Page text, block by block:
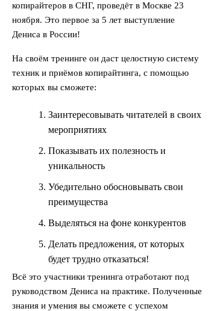
копирайтеров в СНГ, проведёт в Москве 23
ноября. Это первое за 5 лет выступление
Дениса в России!
На своём тренинге он даст целостную систему
техник и приёмов копирайтинга, с помощью
которых вы сможете:
Заинтересовывать читателей в своих
мероприятиях
Показывать их полезность и
уникальность
Убедительно обосновывать свои
преимущества
Выделяться на фоне конкурентов
Делать предложения, от которых
будет трудно отказаться!
Всё это участники тренинга отработают под
руководством Дениса на практике. Полученные
знания и умения вы сможете с успехом